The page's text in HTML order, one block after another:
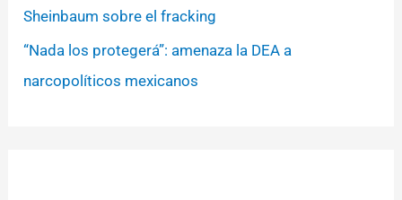
Sheinbaum sobre el fracking
“Nada los protegerá”: amenaza la DEA a
narcopolíticos mexicanos